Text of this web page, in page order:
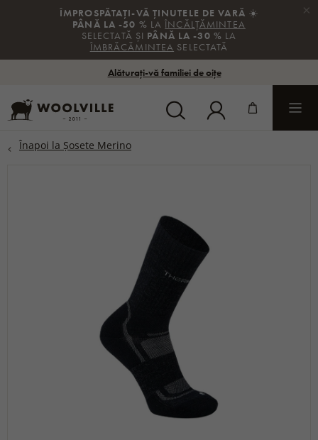
ÎMPROSPĂTAȚI-VĂ ȚINUTELE DE VARĂ ☀️
PÂNĂ LA -50 % LAÎNCĂLȚĂMINTEA
SELECTATĂ ȘI PÂNĂ LA -30 % LA
ÎMBRĂCĂMINTEA SELECTATĂ
×
Alăturați-vă familiei de oițe